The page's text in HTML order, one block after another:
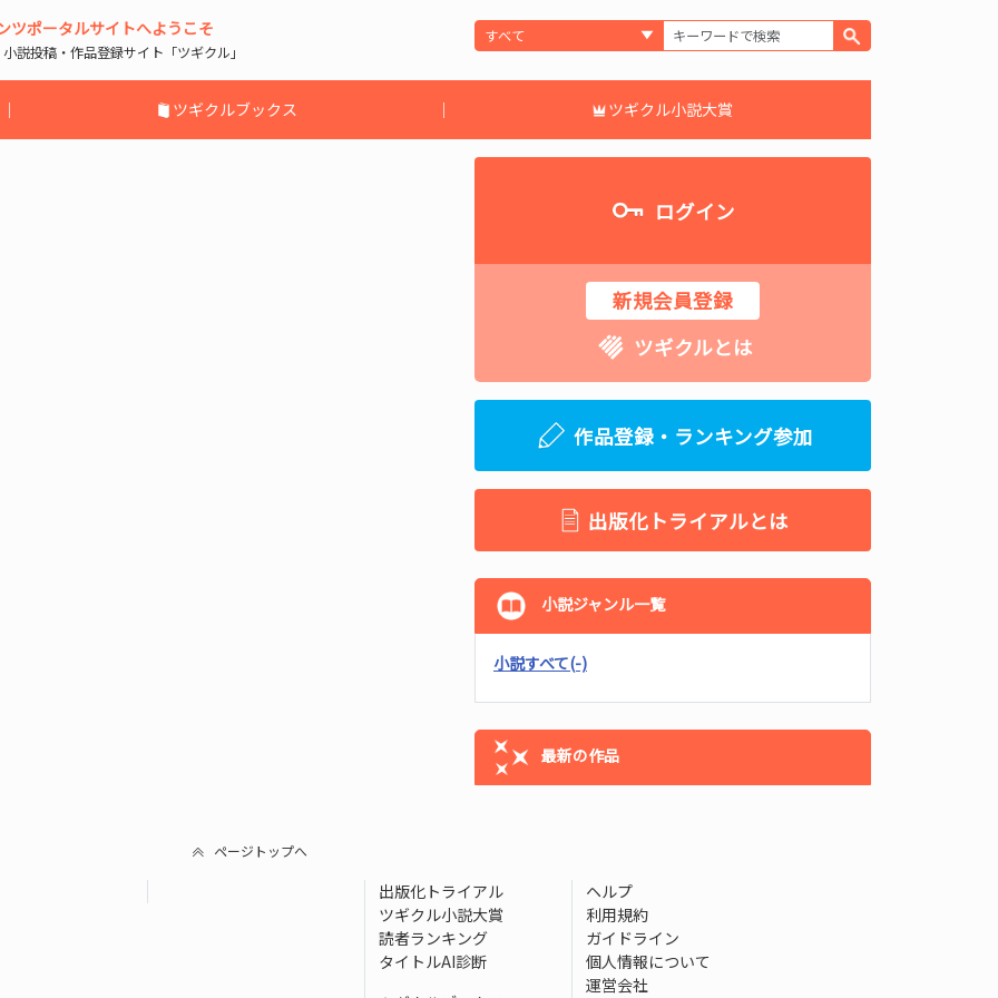
ツポータルサイトへようこそ
説投稿・作品登録サイト「ツギクル」
｜ ツギクルブックス ｜ ツギクル小説大賞
ログイン
新規会員登録
ツギクルとは
作品登録・ランキング参加
出版化トライアルとは
小説ジャンル一覧
小説すべて(-)
最新の作品
ページトップへ
出版化トライアル
ツギクル小説大賞
読者ランキング
タイトルAI診断
ヘルプ
利用規約
ガイドライン
個人情報について
運営会社